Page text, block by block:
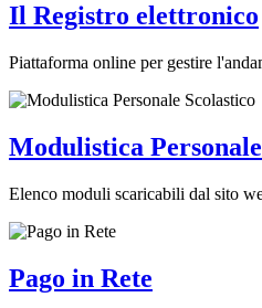
Il Registro elettronico
Piattaforma online per gestire
Modulistica
Elenco moduli scaricabili dal sito
Pago in Rete